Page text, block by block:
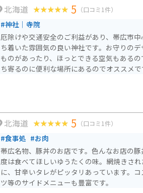
北海道 5 （口コミ1件）
#神社｜寺院
厄除けや交通安全のご利益があり、帯広市
ち着いた雰囲気の良い神社です。お守りの
ものがあったり、ほっとできる空気もある
ち寄るのに便利な場所にあるのでオススメで
北海道 5 （口コミ1件）
#食事処 #お肉
帯広名物、豚丼のお店です。色んなお店の
度は食べてほしいゆうたくの味。網焼きさ
に、甘辛いタレがピッタリあっています。
ツ等のサイドメニューも豊富です。